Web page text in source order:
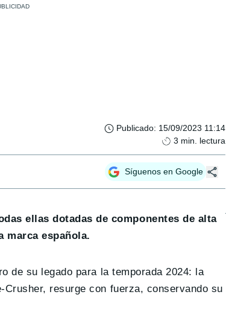
Publicado: 15/09/2023 11:14
3 min. lectura
Síguenos en Google
ellas dotadas de componentes de alta
marca española.
de su legado para la temporada 2024: la
resurge con fuerza, conservando su